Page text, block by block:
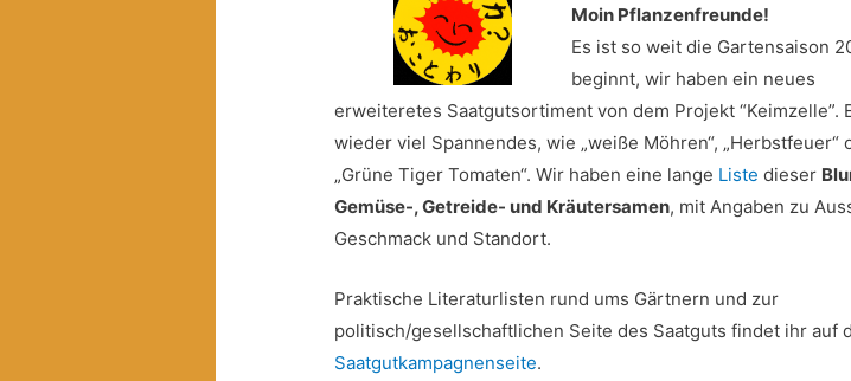
Moin Pflanzenfreunde!
Es ist so weit die Gartensaison
beginnt, wir haben ein neues
erweiteretes Saatgutsortiment von dem Projekt “Keimzelle”.
wieder viel Spannendes, wie „weiße Möhren“, „Herbstfeuer“
„Grüne Tiger Tomaten“. Wir haben eine lange Liste dieser
Gemüse-, Getreide- und Kräutersamen, mit Angaben zu
Geschmack und Standort.
Praktische Literaturlisten rund ums Gärtnern und zur
politisch/gesellschaftlichen Seite des Saatguts findet ihr auf
Saatgutkampagnenseite.